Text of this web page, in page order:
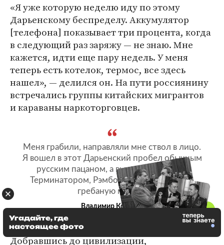
«Я уже которую неделю иду по этому
Дарьенскому беспределу. Аккумулятор
[телефона] показывает три процента, когда
в следующий раз заряжу — не знаю. Мне
кажется, идти еще пару недель. У меня
теперь есть котелок, термос, все здесь
нашел», — делился он. На пути россиянину
встречались группы китайских мигрантов
и караваны наркоторговцев.
Меня грабили, направляли мне ствол в лицо.
Я вошел в этот Дарьенский пробел обычным
русским пацаном, а вышел хищником,
Терминатором, Рэмбо. Мне должны дать
гребаную медаль
Владимир Косаров
Добравшись до цивилизации,
Угадайте, где
настоящее фото